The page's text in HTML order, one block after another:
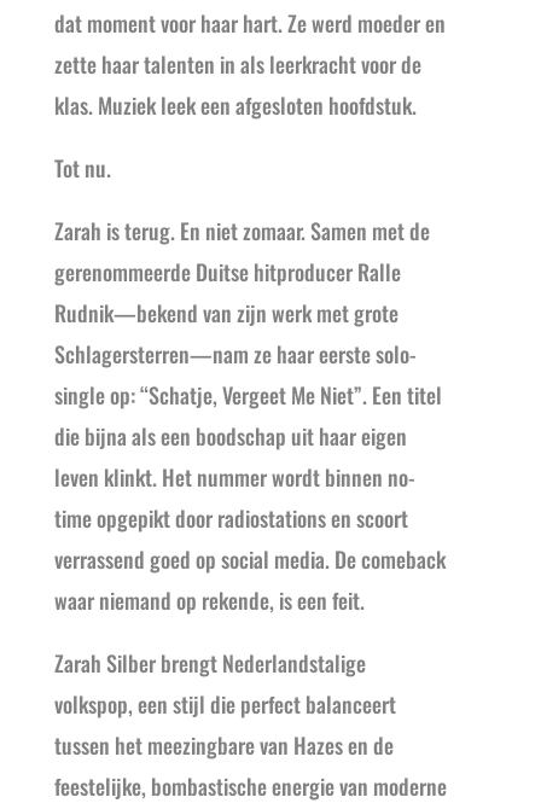
dat moment voor haar hart. Ze werd moeder en
zette haar talenten in als leerkracht voor de
klas. Muziek leek een afgesloten hoofdstuk.
Tot nu.
Zarah is terug. En niet zomaar. Samen met de
gerenommeerde Duitse hitproducer Ralle
Rudnik—bekend van zijn werk met grote
Schlagersterren—nam ze haar eerste solo-
single op: “Schatje, Vergeet Me Niet”. Een titel
die bijna als een boodschap uit haar eigen
leven klinkt. Het nummer wordt binnen no-
time opgepikt door radiostations en scoort
verrassend goed op social media. De comeback
waar niemand op rekende, is een feit.
Zarah Silber brengt Nederlandstalige
volkspop, een stijl die perfect balanceert
tussen het meezingbare van Hazes en de
feestelijke, bombastische energie van moderne